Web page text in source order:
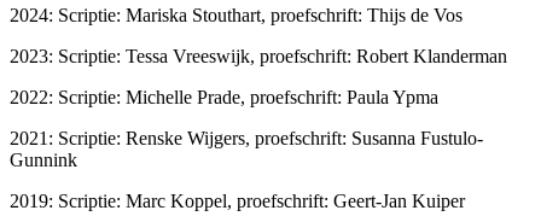
2024: Scriptie: Mariska Stouthart, proefschrift: Thijs de Vos
2023: Scriptie: Tessa Vreeswijk, proefschrift: Robert Klanderman
2022: Scriptie: Michelle Prade, proefschrift: Paula Ypma
2021: Scriptie: Renske Wijgers, proefschrift: Susanna Fustulo-
Gunnink
2019: Scriptie: Marc Koppel, proefschrift: Geert-Jan Kuiper